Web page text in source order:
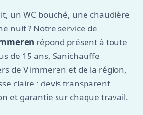
un WC bouché, une chaudière
nuit ? Notre service de
répond présent à toute
de 15 ans, Sanichauffe
de Vlimmeren et de la région,
claire : devis transparent
et garantie sur chaque travail.